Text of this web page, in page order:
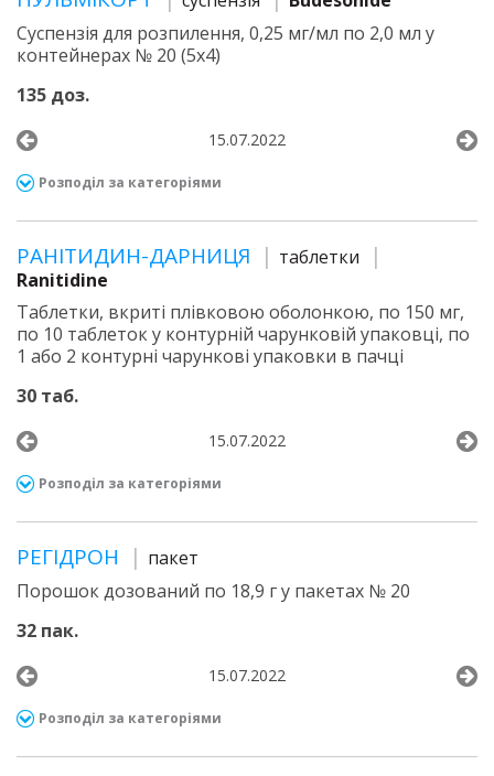
Суспензія для розпилення, 0,25 мг/мл по 2,0 мл у
контейнерах № 20 (5х4)
135 доз.
15.07.2022
Розподіл за категоріями
РАНІТИДИН-ДАРНИЦЯ
таблетки
Ranitidine
Таблетки, вкриті плівковою оболонкою, по 150 мг,
по 10 таблеток у контурній чарунковій упаковці, по
1 або 2 контурні чарункові упаковки в пачці
30 таб.
15.07.2022
Розподіл за категоріями
РЕГІДРОН
пакет
Порошок дозований по 18,9 г у пакетах № 20
32 пак.
15.07.2022
Розподіл за категоріями